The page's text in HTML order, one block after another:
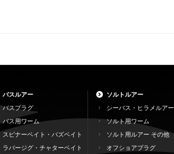
バスルアー
バスプラグ
バス用ワーム
スピナーベイト・バズベイト
ラバージグ・チャターベイト
ソルトルアー
シーバス・ヒラメルアー
ソルト用ワーム
ソルト用ルアー その他
オフショアプラグ